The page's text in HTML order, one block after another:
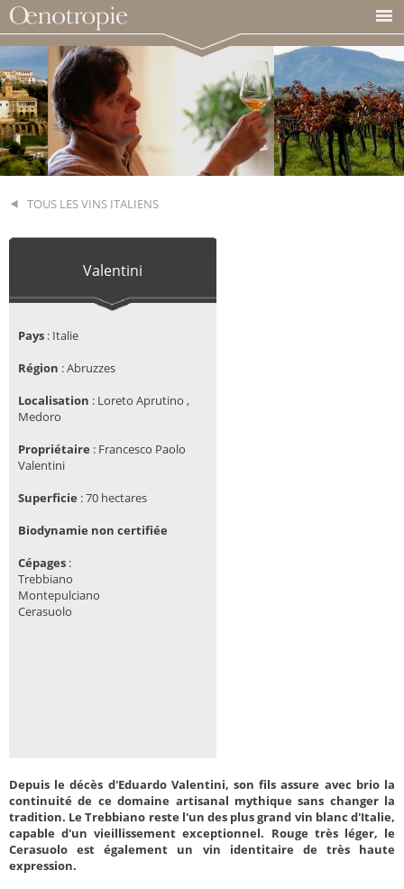
TOUS LES VINS ITALIENS
Valentini
Pays : Italie
Région :Abruzzes
Localisation : Loreto Aprutino ,
Medoro
Propriétaire : Francesco Paolo
Valentini
Superficie :70 hectares
Biodynamie non certifiée
Cépages :
Trebbiano
Montepulciano
Cerasuolo
Depuis le décès d'Eduardo Valentini, son fils assure avec brio la
continuité de ce domaine artisanal mythique sans changer la
tradition. Le Trebbiano reste l'un des plus grand vin blanc d'Italie,
capable d'un vieillissement exceptionnel. Rouge très léger, le
Cerasuolo est également un vin identitaire de très haute
expression.